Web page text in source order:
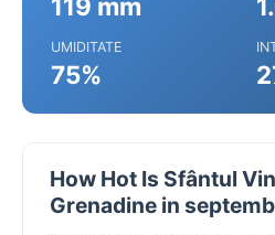
UMIDITATE
75%
How Hot Is Sfântul
Grenadine in